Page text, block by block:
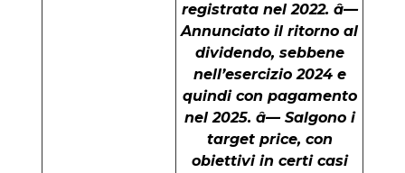
registrata nel 2022. â—
Annunciato il ritorno al
dividendo, sebbene
nell’esercizio 2024 e
quindi con pagamento
nel 2025. â— Salgono i
target price, con
obiettivi in certi casi